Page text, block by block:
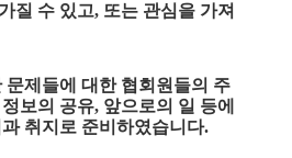
질 수 있고, 또는 관심을 가져
문제들에 대한 협회원들의 주
보의 공유, 앞으로의 일 등에
취지로 준비하였습니다.